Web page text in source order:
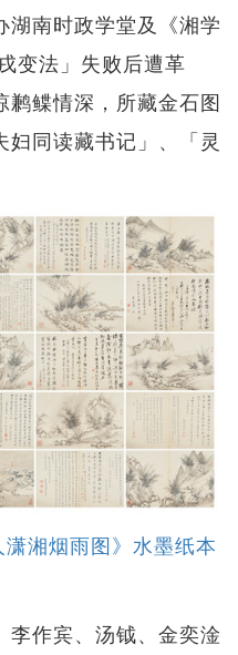
南时政学堂及《湘学
变法」失败后遭革
鲽情深，所藏金石图
同读藏书记」、「灵
湘烟雨图》水墨纸本
作宾、汤钺、金奕淦